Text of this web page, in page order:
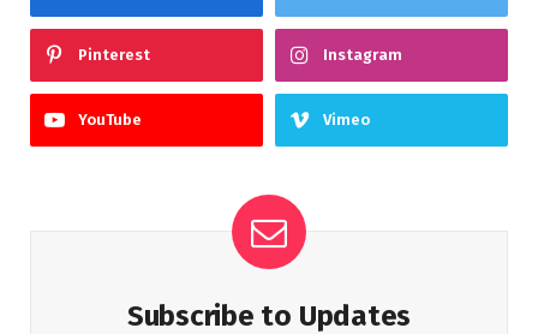
Pinterest Instagram
YouTube Vimeo
Subscribe to Updates